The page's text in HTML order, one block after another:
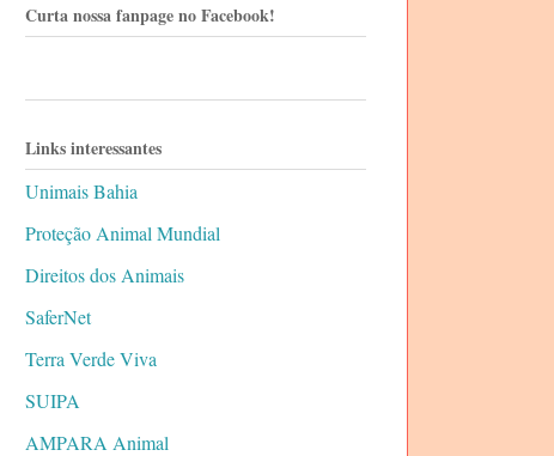
Curta nossa fanpage no Facebook!
Links interessantes
Unimais Bahia
Proteção Animal Mundial
Direitos dos Animais
SaferNet
Terra Verde Viva
SUIPA
AMPARA Animal